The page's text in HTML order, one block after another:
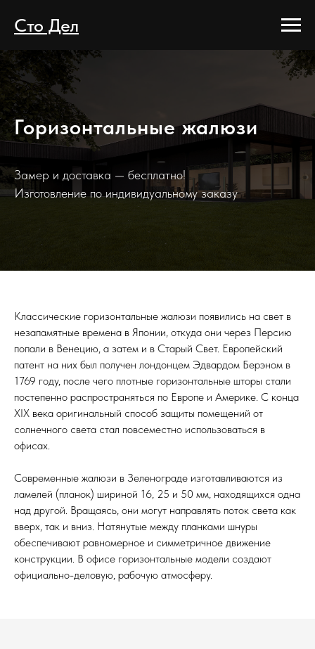
Сто Дел
Горизонтальные жалюзи
Замер и доставка — бесплатно!
Изготовление по индивидуальному заказу
Классические горизонтальные жалюзи появились на свет в
незапамятные времена в Японии, откуда они через Персию
попали в Венецию, а затем и в Старый Свет. Европейский
патент на них был получен лондонцем Эдвардом Берэном в
1769 году, после чего плотные горизонтальные шторы стали
постепенно распространяться по Европе и Америке. С конца
XIX века оригинальный способ защиты помещений от
солнечного света стал повсеместно использоваться в
офисах.
Современные жалюзи в Зеленограде изготавливаются из
ламелей (планок) шириной 16, 25 и 50 мм, находящихся одна
над другой. Вращаясь, они могут направлять поток света как
вверх, так и вниз. Натянутые между планками шнуры
обеспечивают равномерное и симметричное движение
конструкции. В офисе горизонтальные модели создают
официально-деловую, рабочую атмосферу.